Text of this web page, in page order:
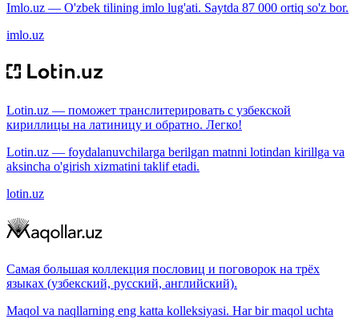
Imlo.uz — O'zbek tilining imlo lug'ati. Saytda 87 000 ortiq so'z bor.
imlo.uz
Lotin.uz — поможет транслитерировать с узбекской
кириллицы на латиницу и обратно. Легко!
Lotin.uz — foydalanuvchilarga berilgan matnni lotindan kirillga va
aksincha o'girish xizmatini taklif etadi.
lotin.uz
Самая большая коллекция пословиц и поговорок на трёх
языках (узбекский, русский, английский).
Maqol va naqllarning eng katta kolleksiyasi. Har bir maqol uchta